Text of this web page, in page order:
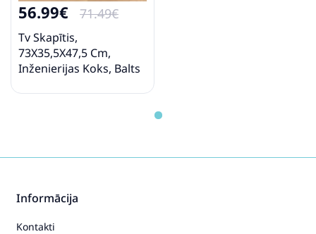
56.99€ 71.49€
Tv Skapītis,
73X35,5X47,5 Cm,
Inženierijas Koks, Balts
Informācija
Kontakti